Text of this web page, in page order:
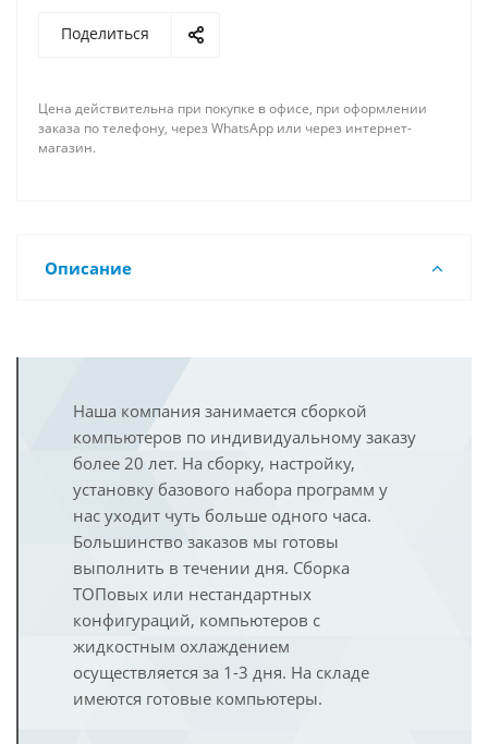
Поделиться
Цена действительна при покупке в офисе, при оформлении
заказа по телефону, через WhatsApp или через интернет-
магазин.
Описание
Наша компания занимается сборкой
компьютеров по индивидуальному заказу
более 20 лет. На сборку, настройку,
установку базового набора программ у
нас уходит чуть больше одного часа.
Большинство заказов мы готовы
выполнить в течении дня. Сборка
ТОПовых или нестандартных
конфигураций, компьютеров с
жидкостным охлаждением
осуществляется за 1-3 дня. На складе
имеются готовые компьютеры.